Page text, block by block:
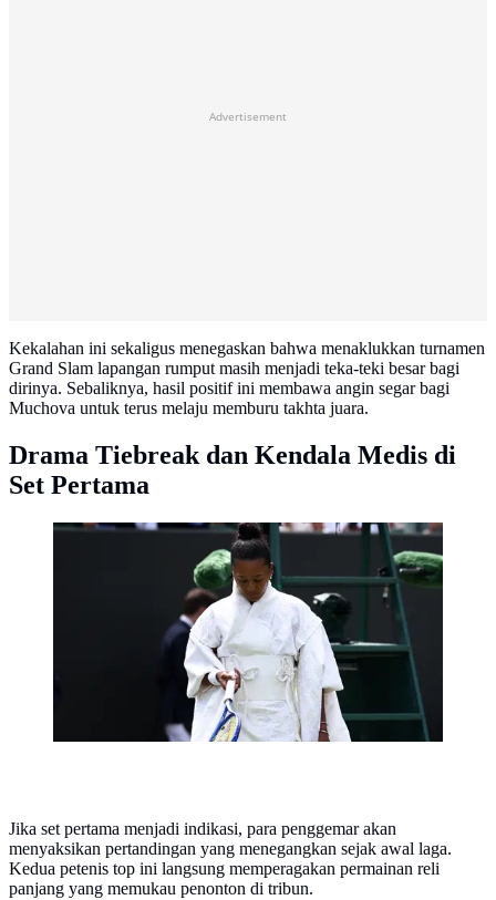
Advertisement
Kekalahan ini sekaligus menegaskan bahwa menaklukkan turnamen
Grand Slam lapangan rumput masih menjadi teka-teki besar bagi
dirinya. Sebaliknya, hasil positif ini membawa angin segar bagi
Muchova untuk terus melaju memburu takhta juara.
Drama Tiebreak dan Kendala Medis di
Set Pertama
Naomi Osaka mengenakan gaun bersiluet kimono serba
putih di ajang Wimbledon 2026. (dok. Henry
Jika set pertama menjadi indikasi, para penggemar akan
menyaksikan pertandingan yang menegangkan sejak awal laga.
Kedua petenis top ini langsung memperagakan permainan reli
panjang yang memukau penonton di tribun.